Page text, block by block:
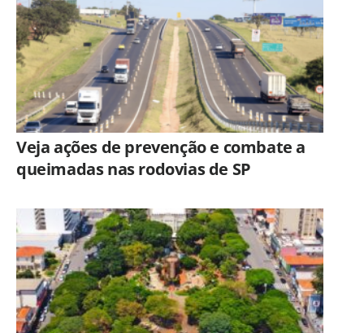
Veja ações de prevenção e combate a
queimadas nas rodovias de SP